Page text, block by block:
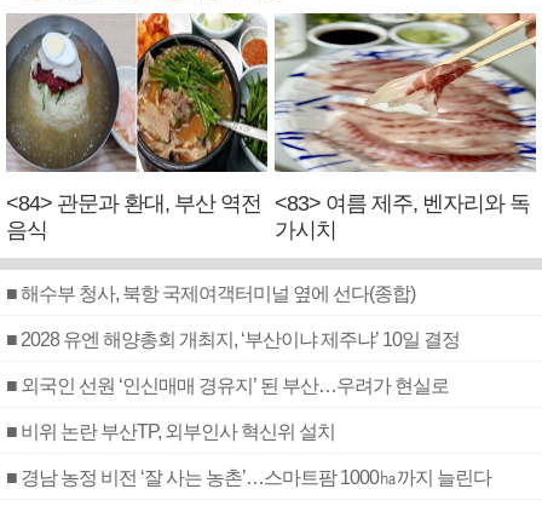
<84> 관문과 환대, 부산 역전
음식
<83> 여름 제주, 벤자리와 독
가시치
■ 해수부 청사, 북항 국제여객터미널 옆에 선다(종합)
■ 2028 유엔 해양총회 개최지, ‘부산이냐 제주냐’ 10일 결정
■ 외국인 선원 ‘인신매매 경유지’ 된 부산…우려가 현실로
■ 비위 논란 부산TP, 외부인사 혁신위 설치
■ 경남 농정 비전 ‘잘 사는 농촌’…스마트팜 1000㏊까지 늘린다